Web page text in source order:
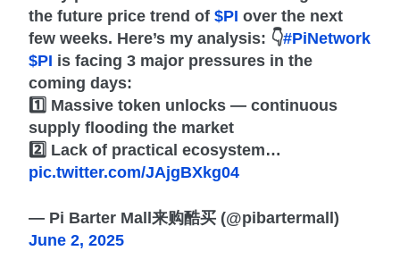
the future price trend of$PI over the next
few weeks. Here’s my analysis: 👇#PiNetwork
$PI is facing 3 major pressures in the
coming days:
1️⃣ Massive token unlocks — continuous
supply flooding the market
2️⃣ Lack of practical ecosystem…
pic.twitter.com/JAjgBXkg04
— Pi Barter Mall来购酷买 (@pibartermall)
June 2, 2025